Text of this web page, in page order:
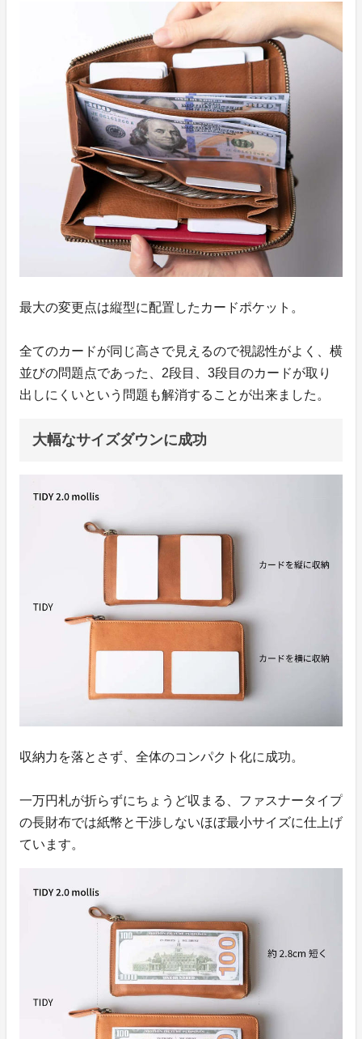
最大の変更点は縦型に配置したカードポケット。
全てのカードが同じ高さで見えるので視認性がよく、横
並びの問題点であった、2段目、3段目のカードが取り
出しにくいという問題も解消することが出来ました。
大幅なサイズダウンに成功
収納力を落とさず、全体のコンパクト化に成功。
一万円札が折らずにちょうど収まる、ファスナータイプ
の長財布では紙幣と干渉しないほぼ最小サイズに仕上げ
ています。